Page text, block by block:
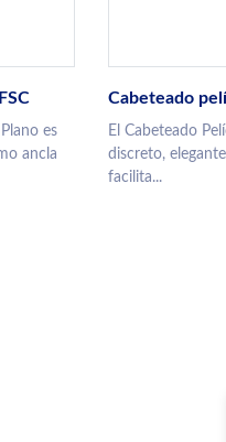
es
ancla
Cabeteado
El Cabeteado
discreto,
facilita...